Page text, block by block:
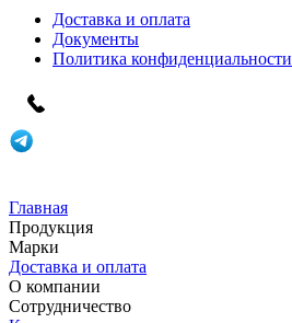
Доставка и оплата
Документы
Политика конфиденциальности
Главная
Продукция
Марки
Доставка и оплата
О компании
Сотрудничество